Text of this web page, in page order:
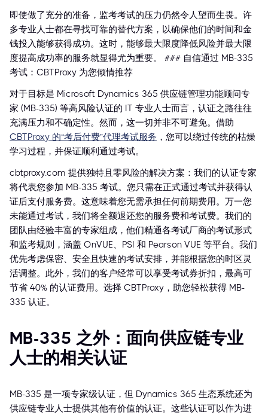
即使做了充分的准备，监考考试的压力仍然令人望而生畏。许
多专业人士都在寻找可靠的替代方案，以确保他们的时间和金
钱投入能够获得成功。这时，能够最大限度降低风险并最大限
度提高成功率的服务就显得尤为重要。 ### 自信通过 MB-335
考试：CBTProxy 为您倾情推荐
对于目标是 Microsoft Dynamics 365 供应链管理功能顾问专
家 (MB-335) 等高风险认证的 IT 专业人士而言，认证之路往往
充满压力和不确定性。然而，这一切并非不可避免。借助
CBTProxy 的“考后付费”代理考试服务 ，您可以绕过传统的枯燥
学习过程，并保证顺利通过考试。
cbtproxy.com 提供独特且零风险的解决方案：我们的认证专家
将代表您参加 MB-335 考试。您只需在正式通过考试并获得认
证后支付服务费。这意味着您无需承担任何前期费用。万一您
未能通过考试，我们将全额退还您的服务费和考试费。我们的
团队由经验丰富的专家组成，他们精通各考试厂商的考试形式
和监考规则，涵盖 OnVUE、PSI 和 Pearson VUE 等平台。我们
优先考虑保密、安全且快速的考试安排，并能根据您的时区灵
活调整。此外，我们的客户经常可以享受考试券折扣，最高可
节省 40% 的认证费用。选择 CBTProxy，助您轻松获得 MB-
335 认证。
MB-335 之外：面向供应链专业
人士的相关认证
MB-335 是一项专家级认证，但 Dynamics 365 生态系统还为
供应链专业人士提供其他有价值的认证。这些认证可以作为进